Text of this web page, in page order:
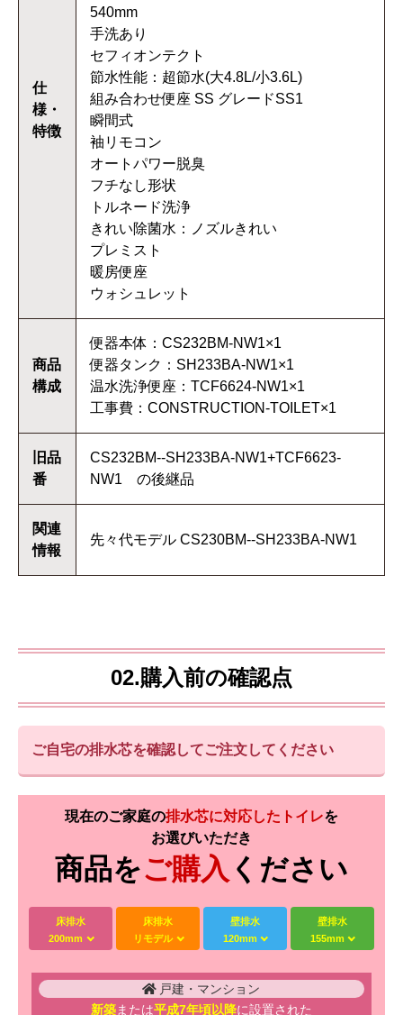
仕
様・
特徴
540mm
手洗あり
セフィオンテクト
節水性能：超節水(大4.8L/小3.6L)
組み合わせ便座 SS グレードSS1
瞬間式
袖リモコン
オートパワー脱臭
フチなし形状
トルネード洗浄
きれい除菌水：ノズルきれい
プレミスト
暖房便座
ウォシュレット
商品
構成
便器本体：CS232BM-NW1×1
便器タンク：SH233BA-NW1×1
温水洗浄便座：TCF6624-NW1×1
工事費：CONSTRUCTION-TOILET×1
旧品
番
CS232BM--SH233BA-NW1+TCF6623-
NW1 の後継品
関連
情報
先々代モデル CS230BM--SH233BA-NW1
02.購入前の確認点
ご自宅の排水芯を確認してご注文してください
現在のご家庭の排水芯に対応したトイレを
お選びいただき
商品をご購入 ください
床排水
200mm
床排水
リモデル
壁排水
120mm
壁排水
155mm
戸建・マンション
新築または平成7年頃以降に設置された